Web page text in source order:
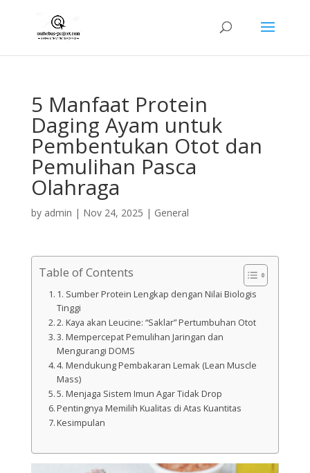
5 Manfaat Protein
Daging Ayam untuk
Pembentukan Otot dan
Pemulihan Pasca
Olahraga
by admin | Nov 24, 2025 | General
Table of Contents
1. Sumber Protein Lengkap dengan Nilai Biologis
Tinggi
2. Kaya akan Leucine: “Saklar” Pertumbuhan Otot
3. Mempercepat Pemulihan Jaringan dan
Mengurangi DOMS
4. Mendukung Pembakaran Lemak (Lean Muscle
Mass)
5. Menjaga Sistem Imun Agar Tidak Drop
Pentingnya Memilih Kualitas di Atas Kuantitas
Kesimpulan